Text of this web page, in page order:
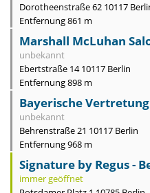
Dorotheenstraße 62 10117
Entfernung 861 m
Marshall McLuhan
unbekannt
Ebertstraße 14 10117 Berlin
Entfernung 898 m
Bayerische
unbekannt
Behrenstraße 21 10117 Berlin
Entfernung 968 m
Signature by Regus -
immer geöffnet